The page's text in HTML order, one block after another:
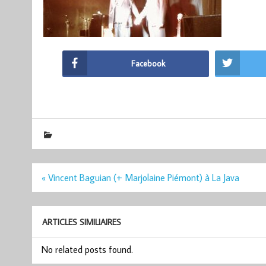
Facebook
Navigation
« Vincent Baguian (+ Marjolaine Piémont) à La Java
ARTICLES SIMILIAIRES
No related posts found.